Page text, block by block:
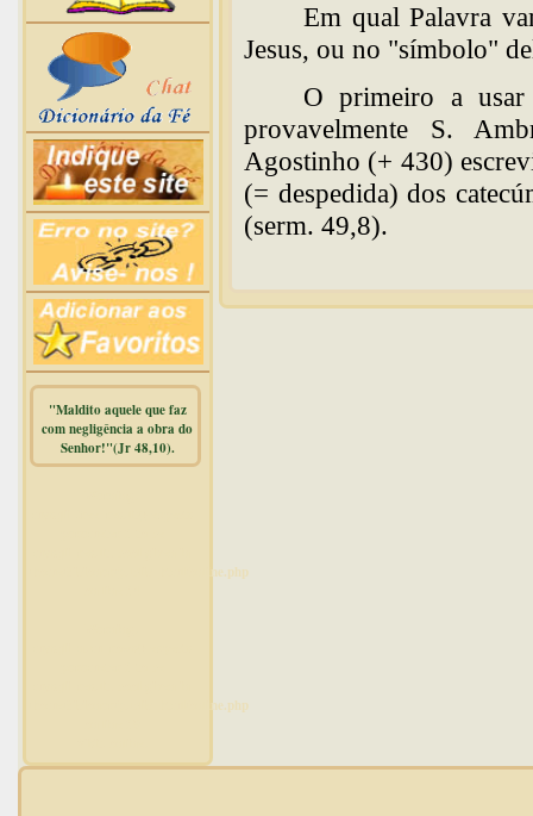
"Maldito aquele que faz
com negligência a obra do
Senhor!"(Jr 48,10).
/home/dicionar/public_html/online.php
/home/dicionar/public_html/online.php
Em qual Palavra
Jesus, ou no "símbolo"
O primeiro a
provavelmente S.
Agostinho (+ 430)
(= despedida) dos
(serm. 49,8).